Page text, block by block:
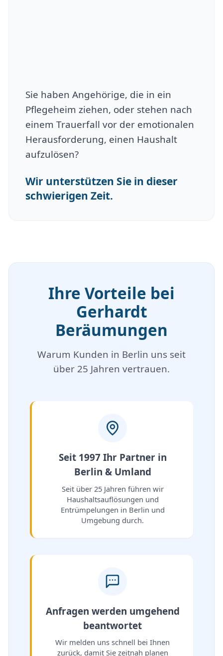
Sie haben Angehörige, die in ein
Pflegeheim ziehen, oder stehen nach
einem Trauerfall vor der emotionalen
Herausforderung, einen Haushalt
aufzulösen?
Wir unterstützen Sie in dieser
schwierigen Zeit.
Ihre Vorteile bei
Gerhardt
Beräumungen
Warum Kunden in Berlin uns seit
über 25 Jahren vertrauen.
Seit 1997 Ihr Partner in
Berlin & Umland
Seit über 25 Jahren führen wir
Haushaltsauflösungen und
Entrümpelungen in Berlin und
Umgebung durch.
Anfragen werden umgehend
beantwortet
Wir melden uns schnell bei Ihnen
zurück, damit Sie zeitnah planen